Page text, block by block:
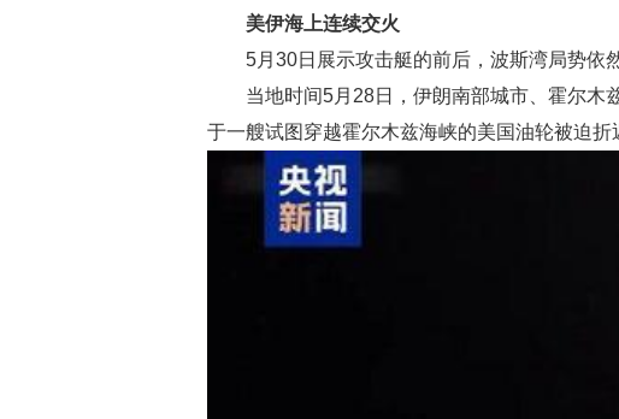
美伊海上连续交火
5月30日展示攻击艇的前后，波斯湾局势依
当地时间5月28日，伊朗南部城市、霍尔木
于一艘试图穿越霍尔木兹海峡的美国油轮被迫